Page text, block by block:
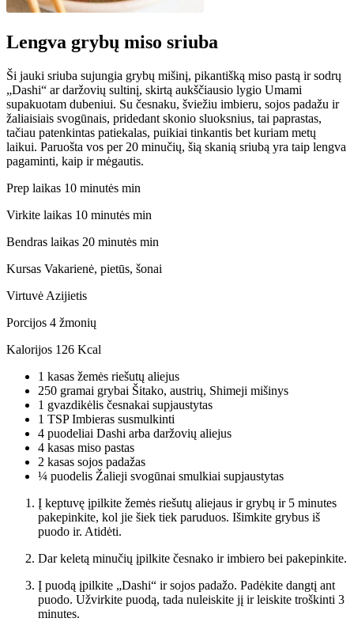
Lengva grybų miso sriuba
Ši jauki sriuba sujungia grybų mišinį, pikantišką miso pastą ir sodrų
„Dashi“ ar daržovių sultinį, skirtą aukščiausio lygio Umami
supakuotam dubeniui. Su česnaku, šviežiu imbieru, sojos padažu ir
žaliaisiais svogūnais, pridedant skonio sluoksnius, tai paprastas,
tačiau patenkintas patiekalas, puikiai tinkantis bet kuriam metų
laikui. Paruošta vos per 20 minučių, šią skanią sriubą yra taip lengva
pagaminti, kaip ir mėgautis.
Prep laikas 10 minutės min
Virkite laikas 10 minutės min
Bendras laikas 20 minutės min
Kursas Vakarienė, pietūs, šonai
Virtuvė Azijietis
Porcijos 4 žmonių
Kalorijos 126 Kcal
1 kasas žemės riešutų aliejus
250 gramai grybai Šitako, austrių, Shimeji mišinys
1 gvazdikėlis česnakai supjaustytas
1 TSP Imbieras susmulkinti
4 puodeliai Dashi arba daržovių aliejus
4 kasas miso pastas
2 kasas sojos padažas
¼ puodelis Žalieji svogūnai smulkiai supjaustytas
Į keptuvę įpilkite žemės riešutų aliejaus ir grybų ir 5 minutes
pakepinkite, kol jie šiek tiek paruduos. Išimkite grybus iš
puodo ir. Atidėti.
Dar keletą minučių įpilkite česnako ir imbiero bei pakepinkite.
Į puodą įpilkite „Dashi“ ir sojos padažo. Padėkite dangtį ant
puodo. Užvirkite puodą, tada nuleiskite jį ir leiskite troškinti 3
minutes.